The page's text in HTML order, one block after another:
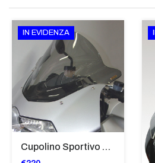
IN EVIDENZA
Cupolino Sportivo Per Bmw K 1200 R Sport 2005-07 TRASPARENTE - Sc967-T